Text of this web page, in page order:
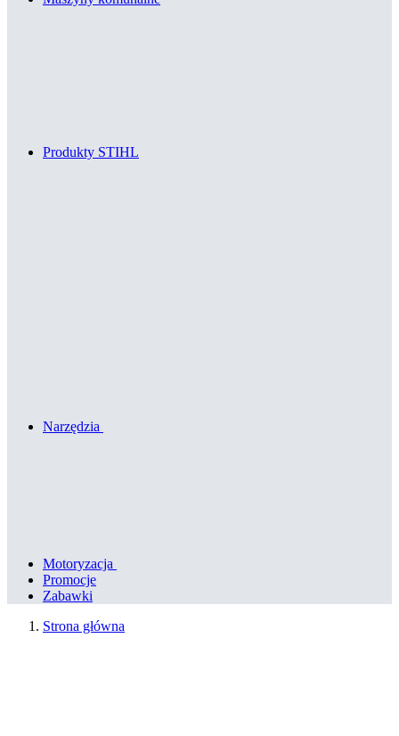
Produkty STIHL
Narzędzia
Motoryzacja
Promocje
Zabawki
Strona główna